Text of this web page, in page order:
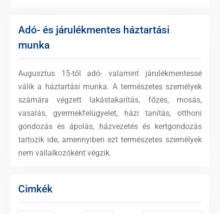
Adó- és járulékmentes háztartási
munka
Augusztus 15-től adó- valamint járulékmentessé
válik a háztartási munka. A természetes személyek
számára végzett lakástakarítás, főzés, mosás,
vasalás, gyermekfelügyelet, házi tanítás, otthoni
gondozás és ápolás, házvezetés és kertgondozás
tartozik ide, amennyiben ezt természetes személyek
nem vállalkozóként végzik.
Cimkék